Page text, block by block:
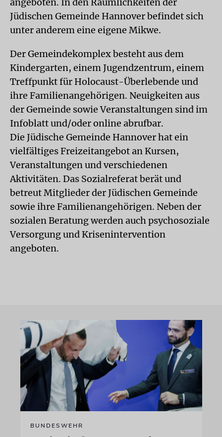
Jüdischen Gemeinde Hannover befindet sich
unter anderem eine eigene Mikwe.
Der Gemeindekomplex besteht aus dem
Kindergarten, einem Jugendzentrum, einem
Treffpunkt für Holocaust-Überlebende und
ihre Familienangehörigen. Neuigkeiten aus
der Gemeinde sowie Veranstaltungen sind im
Infoblatt und/oder online abrufbar.
Die Jüdische Gemeinde Hannover hat ein
vielfältiges Freizeitangebot an Kursen,
Veranstaltungen und verschiedenen
Aktivitäten. Das Sozialreferat berät und
betreut Mitglieder der Jüdischen Gemeinde
sowie ihre Familienangehörigen. Neben der
sozialen Beratung werden auch psychosoziale
Versorgung und Krisenintervention
angeboten.
BUNDESWEHR